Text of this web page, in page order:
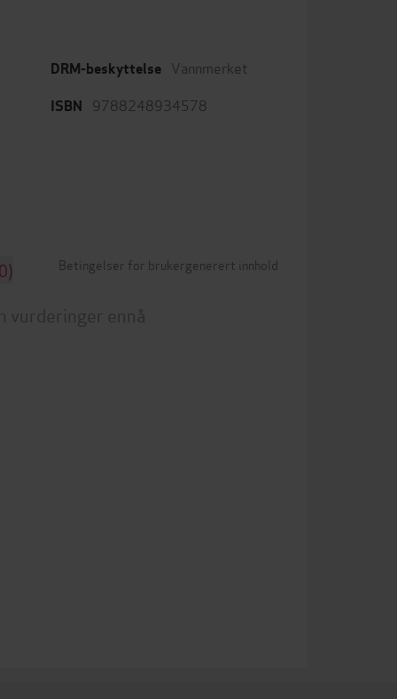
DRM-beskyttelse Vannmerket
ISBN 9788248934578
Betingelser for brukergenerert innhold
vurderinger ennå